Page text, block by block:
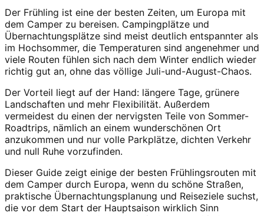
Der Frühling ist eine der besten Zeiten, um Europa mit
dem Camper zu bereisen. Campingplätze und
Übernachtungsplätze sind meist deutlich entspannter als
im Hochsommer, die Temperaturen sind angenehmer und
viele Routen fühlen sich nach dem Winter endlich wieder
richtig gut an, ohne das völlige Juli-und-August-Chaos.
Der Vorteil liegt auf der Hand: längere Tage, grünere
Landschaften und mehr Flexibilität. Außerdem
vermeidest du einen der nervigsten Teile von Sommer-
Roadtrips, nämlich an einem wunderschönen Ort
anzukommen und nur volle Parkplätze, dichten Verkehr
und null Ruhe vorzufinden.
Dieser Guide zeigt einige der besten Frühlingsrouten mit
dem Camper durch Europa, wenn du schöne Straßen,
praktische Übernachtungsplanung und Reiseziele suchst,
die vor dem Start der Hauptsaison wirklich Sinn